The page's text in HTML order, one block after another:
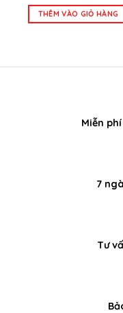
là:
567.000 ₫.
THÊM VÀO GIỎ HÀNG
Miễn
7
Tư